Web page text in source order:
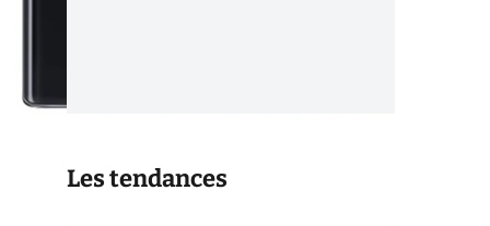
Les tendances